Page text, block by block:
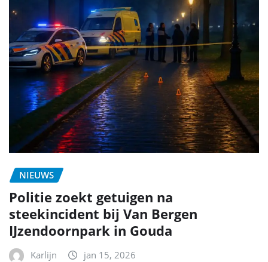
NIEUWS
Politie zoekt getuigen na
steekincident bij Van Bergen
IJzendoornpark in Gouda
Karlijn jan 15, 2026